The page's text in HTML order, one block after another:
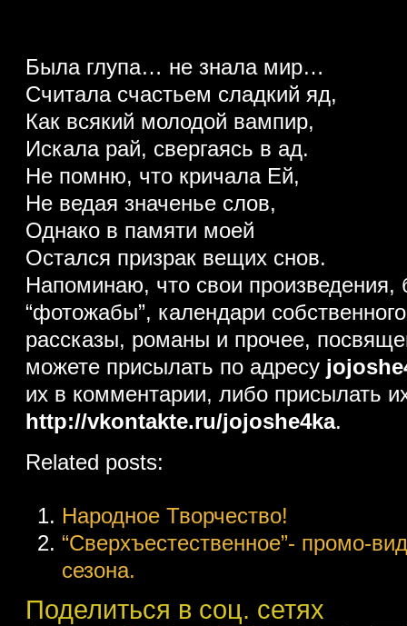
Была глупа… не знала мир…
Считала счастьем сладкий яд,
Как всякий молодой вампир,
Искала рай, свергаясь в ад.
Не помню, что кричала Ей,
Не ведая значенье слов,
Однако в памяти моей
Остался призрак вещих снов.
Напоминаю, что свои произведения,
“фотожабы”, календари
рассказы, романы и прочее,
можете присылать по адресу
их в комментарии, либо присылать
http://vkontakte.ru/jojoshe4ka.
Related posts:
Народное Творчество!
“Сверхъестественное”- промо-
сезона.
Поделиться в соц. сетях